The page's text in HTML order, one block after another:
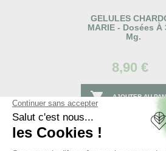
GELULES
MARIE - Dosées À
Mg.
8,90 €
 AJOUTER AU